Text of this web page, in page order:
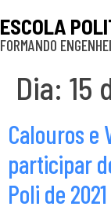
ESCOLA
FORMANDO
Dia: 15
Calouros e
participar
Poli de 2021